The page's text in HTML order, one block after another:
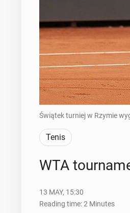
Świątek turniej w Rzymie
Tenis
WTA
13 MAY, 15:30
Reading time: 2 Minutes